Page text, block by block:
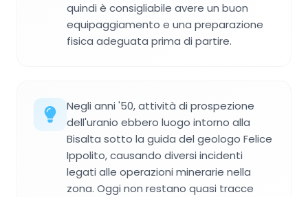
quindi è consigliabile avere un buon
equipaggiamento e una preparazione
fisica adeguata prima di partire.
Negli anni '50, attività di prospezione
dell'uranio ebbero luogo intorno alla
Bisalta sotto la guida del geologo Felice
Ippolito, causando diversi incidenti
legati alle operazioni minerarie nella
zona. Oggi non restano quasi tracce